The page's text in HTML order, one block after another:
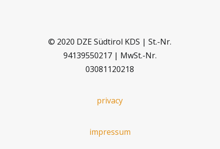
© 2020 DZE Südtirol KDS | St.-Nr.
94139550217 | MwSt.-Nr.
03081120218
privacy
impressum